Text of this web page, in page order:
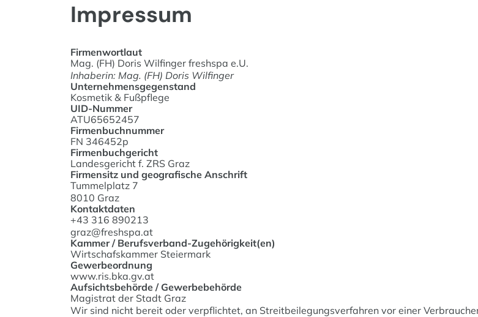
Impressum
Firmenwortlaut
Mag. (FH) Doris Wilfinger freshspa e.U.
Inhaberin: Mag. (FH) Doris Wilfinger
Unternehmensgegenstand
Kosmetik & Fußpflege
UID-Nummer
ATU65652457
Firmenbuchnummer
FN 346452p
Firmenbuchgericht
Landesgericht f. ZRS Graz
Firmensitz und geografische Anschrift
Tummelplatz 7
8010 Graz
Kontaktdaten
+43 316 890213
graz@freshspa.at
Kammer / Berufsverband-Zugehörigkeit(en)
Wirtschafskammer Steiermark
Gewerbeordnung
www.ris.bka.gv.at
Aufsichtsbehörde / Gewerbebehörde
Magistrat der Stadt Graz
Wir sind nicht bereit oder verpflichtet, an Streitbeilegungsverfahren vor einer